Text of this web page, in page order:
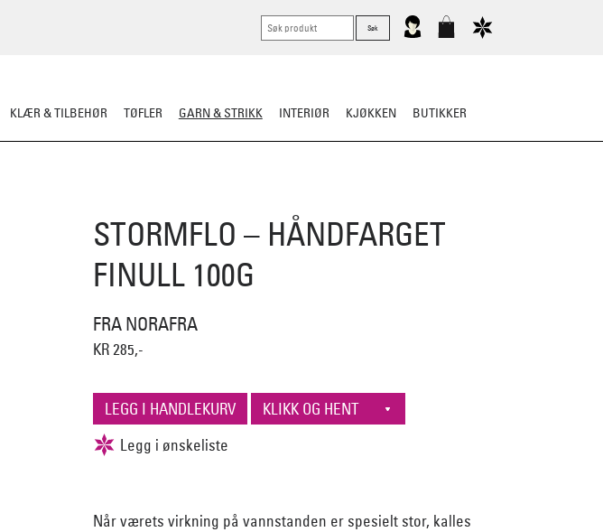
KLÆR & TILBEHØR TØFLER GARN & STRIKK INTERIØR KJØKKEN BUTIKKER
STORMFLO – HÅNDFARGET
FINULL 100G
FRA NORAFRA
KR 285,-
Når værets virkning på vannstanden er spesielt stor, kalles